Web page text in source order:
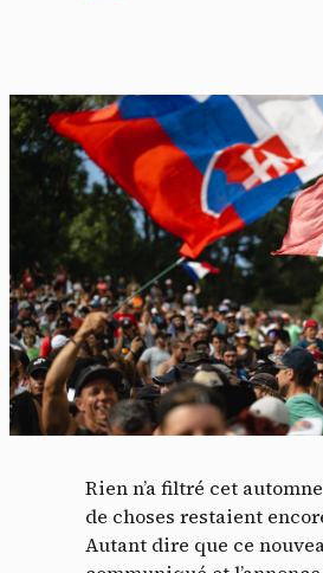
Rien n’a filtré cet
de choses restaient
Autant dire que ce